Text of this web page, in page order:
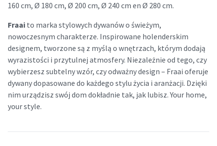
160 cm, Ø 180 cm, Ø 200 cm, Ø 240 cm en Ø 280 cm.
Fraai to marka stylowych dywanów o świeżym,
nowoczesnym charakterze. Inspirowane holenderskim
designem, tworzone są z myślą o wnętrzach, którym dodają
wyrazistości i przytulnej atmosfery. Niezależnie od tego, czy
wybierzesz subtelny wzór, czy odważny design – Fraai oferuje
dywany dopasowane do każdego stylu życia i aranżacji. Dzięki
nim urządzisz swój dom dokładnie tak, jak lubisz. Your home,
your style.